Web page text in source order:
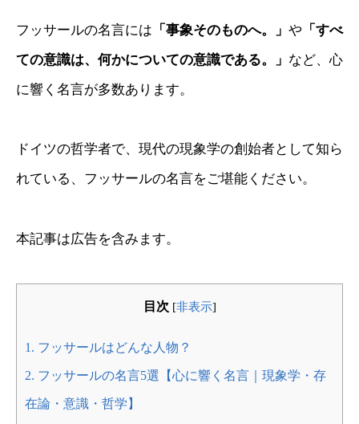
フッサールの名言には 「事象そのものへ。」 や 「すべ
ての意識は、何かについての意識である。」 など、心
に響く名言が多数あります。
ドイツの哲学者で、現代の現象学の創始者として知ら
れている、フッサールの名言をご堪能ください。
本記事は広告を含みます。
目次 [非表示]
1. フッサールはどんな人物？
2. フッサールの名言5選【心に響く名言｜現象学・存
在論・意識・哲学】